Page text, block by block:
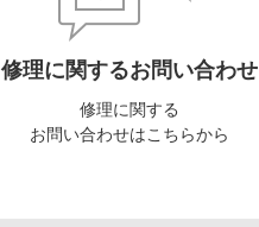
修理に関するお問い合わせ
修理に関する
お問い合わせはこちらから